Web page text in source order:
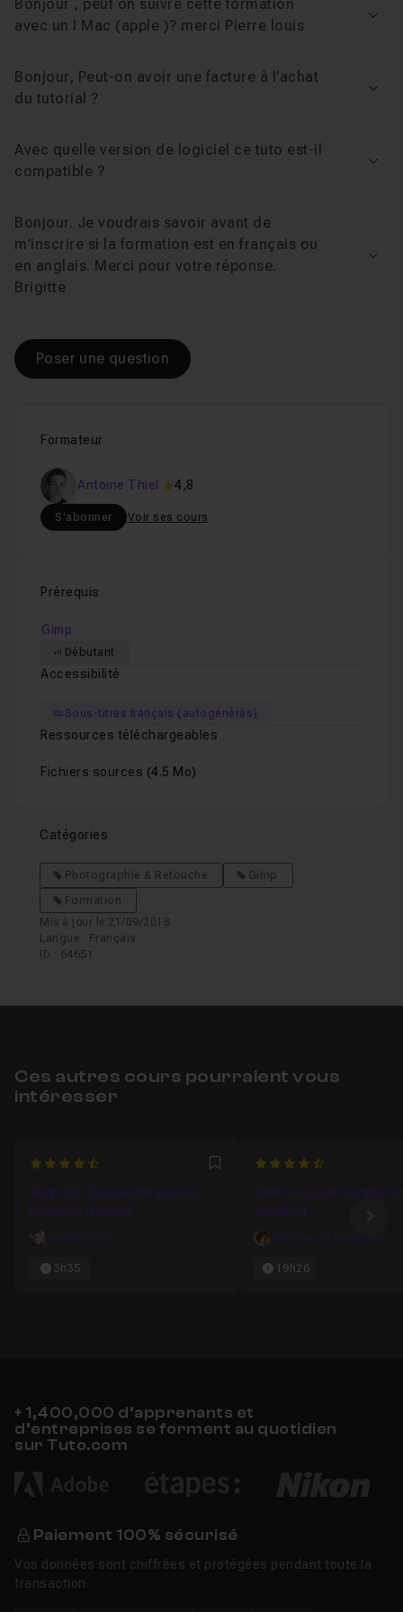
Formateur
Antoine Thiel 4,8
S'abonner Voir ses cours
Prérequis
Gimp
Débutant
Accessibilité
Sous-titres français (autogénérés)
Ressources téléchargeables
Fichiers sources (4.5 Mo)
Catégories
Photographie & Retouche
Gimp
Formation
Mis à jour le 21/09/2018
Langue : Français
ID : 64651
Bonjour , peut on suivre cette formation
avec un I Mac (apple )? merci Pierre louis
Bonjour, Peut-on avoir une facture à l'achat
du tutorial ?
Avec quelle version de logiciel ce tuto est-il
compatible ?
Bonjour. Je voudrais savoir avant de
m'inscrire si la formation est en français ou
en anglais. Merci pour votre réponse.
Brigitte
Poser une question
Ces autres cours pourraient vous
intéresser
4.3333333333333 Favori
Gimp 2.6 : L'essentiel pour la
retouche d'image
Julien Pons
3h35
4.7777777777778
GIMP Le guide complet
démarrer
Jérôme De Cacqueray
19h26
+ 1,400,000 d’apprenants et
d’entreprises se forment au quotidien
sur Tuto.com
Paiement 100% sécurisé
Vos données sont chiffrées et protégées pendant toute la
transaction.